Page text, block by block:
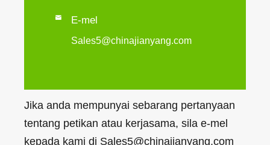
 E-mel
Sales5@chinajianyang.com
Jika anda mempunyai sebarang pertanyaan
tentang petikan atau kerjasama, sila e-mel
kepada kami di Sales5@chinajianyang.com